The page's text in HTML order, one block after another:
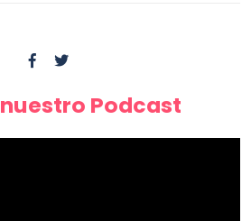
Podcast